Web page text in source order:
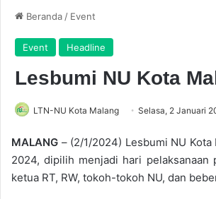
Beranda / Event
Event Headline
Lesbumi NU Kota
LTN-NU Kota Malang Selasa, 2 Januari
MALANG – (2/1/2024) Lesbumi NU
2024, dipilih menjadi hari pelaksanaan
ketua RT, RW, tokoh-tokoh NU, dan